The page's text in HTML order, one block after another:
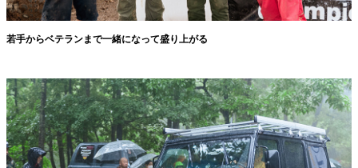
若手からベテランまで一緒になって盛り上がる